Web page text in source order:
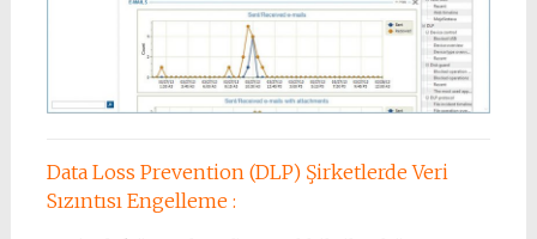
Data Loss Prevention (DLP) Şirketlerde Veri
Sızıntısı Engelleme :